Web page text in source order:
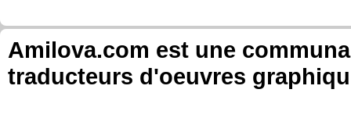
Amilova.com est une
traducteurs d'oeuvres